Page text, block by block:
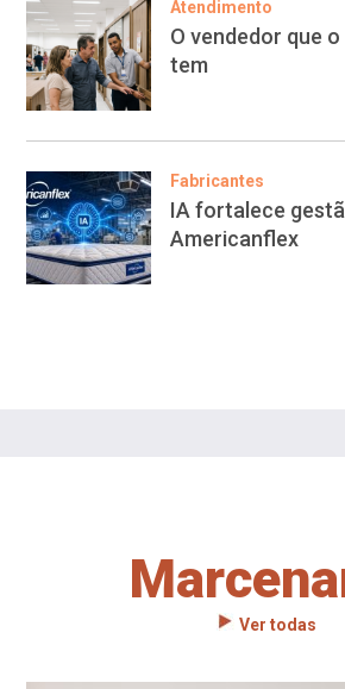
Atendimento
O vendedor que
tem
Fabricantes
IA fortalece
Americanflex
Ver todas